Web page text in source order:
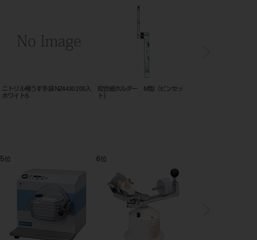
サーモトロール用 セラミックルツ
ボ SC-300
TMC-102用 高周波ルツボ
11位 12位